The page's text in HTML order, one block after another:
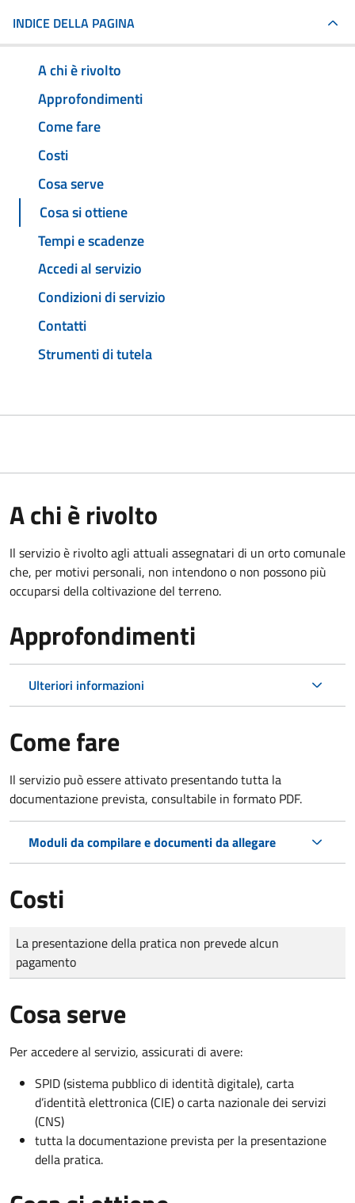
INDICE DELLA PAGINA
A chi è rivolto
Approfondimenti
Come fare
Costi
Cosa serve
Cosa si ottiene
Tempi e scadenze
Accedi al servizio
Condizioni di servizio
Contatti
Strumenti di tutela
A chi è rivolto
Il servizio è rivolto agli attuali assegnatari di un orto comunale
che, per motivi personali, non intendono o non possono più
occuparsi della coltivazione del terreno.
Approfondimenti
Ulteriori informazioni
Come fare
Il servizio può essere attivato presentando tutta la
documentazione prevista, consultabile in formato PDF.
Moduli da compilare e documenti da allegare
Costi
Tipo di pagamento
Importo
La presentazione della pratica non prevede alcun
pagamento
Cosa serve
Per accedere al servizio, assicurati di avere:
SPID (sistema pubblico di identità digitale), carta
d’identità elettronica (CIE) o carta nazionale dei servizi
(CNS)
tutta la documentazione prevista per la presentazione
della pratica.